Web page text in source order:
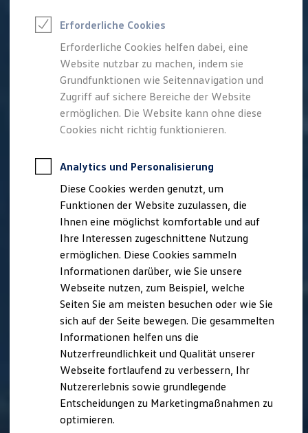
Fahrzeuge online kaufen
Digitaler Marktplatz
Kauf & Finanzierung
Online-Fahrzeugbewertung
Aktionen & Angebote
E-Auto-Förderung
Für Privatkunden
Für Gewerbekunden
Profi Paket
ProfiPartner für Gebrauchtwagen
Finanzierung
Für Privatkunden
Für Gewerbekunden
Leasing
Für Privatkunden
Für Gewerbekunden
Versicherungen & Garantien
Garantien
Kfz-Versicherung für Nutzfahrzeuge
Restschuldversicherung
Wartungsverträge
Besitzer & Service
Reparatur & Service
Sommer-Special
Reparatur, Pflege & Inspektion
Servicetermin anfragen
Service-Vorteile bei Volkswagen Nutzfahrzeuge
ServicePlus
Economy Service
Räder & Reifen Service
Erforderliche Cookies
Erforderliche Cookies helfen dabei, eine
Website nutzbar zu machen, indem sie
Grundfunktionen wie Seitennavigation und
Zugriff auf sichere Bereiche der Website
ermöglichen. Die Website kann ohne diese
Cookies nicht richtig funktionieren.
Analytics und Personalisierung
Diese Cookies werden genutzt, um
Funktionen der Website zuzulassen, die
Ihnen eine möglichst komfortable und auf
Ihre Interessen zugeschnittene Nutzung
ermöglichen. Diese Cookies sammeln
Informationen darüber, wie Sie unsere
Webseite nutzen, zum Beispiel, welche
Seiten Sie am meisten besuchen oder wie Sie
sich auf der Seite bewegen. Die gesammelten
Informationen helfen uns die
Nutzerfreundlichkeit und Qualität unserer
Webseite fortlaufend zu verbessern, Ihr
Nutzererlebnis sowie grundlegende
Entscheidungen zu Marketingmaßnahmen zu
optimieren.